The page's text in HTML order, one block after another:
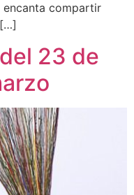
compartir
23 de